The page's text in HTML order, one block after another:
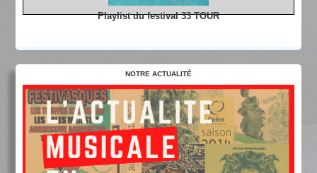
Playlist du festival 33 TOUR
NOTRE ACTUALITÉ